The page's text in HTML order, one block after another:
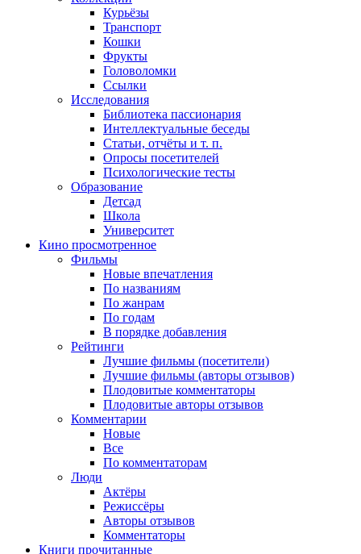
Курьёзы
Транспорт
Кошки
Фрукты
Головоломки
Ссылки
Исследования
Библиотека пассионария
Интеллектуальные беседы
Статьи, отчёты и т. п.
Опросы посетителей
Психологические тесты
Образование
Детсад
Школа
Университет
Кино просмотренное
Фильмы
Новые впечатления
По названиям
По жанрам
По годам
В порядке добавления
Рейтинги
Лучшие фильмы (посетители)
Лучшие фильмы (авторы отзывов)
Плодовитые комментаторы
Плодовитые авторы отзывов
Комментарии
Новые
Все
По комментаторам
Люди
Актёры
Режиссёры
Авторы отзывов
Комментаторы
Книги прочитанные